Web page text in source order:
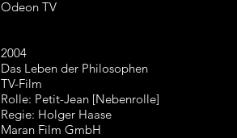
Odeon TV
2004
Das Leben der Philosophen
TV-Film
Rolle: Petit-Jean [Nebenrolle]
Regie: Holger Haase
Maran Film GmbH